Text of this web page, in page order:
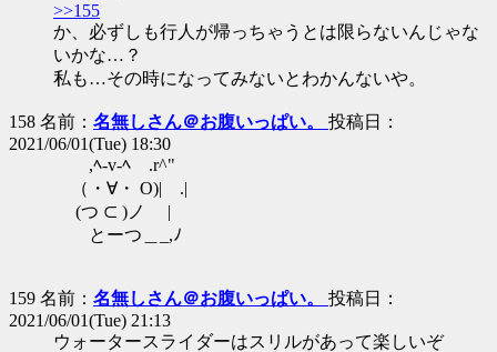
>>155
か、必ずしも行人が帰っちゃうとは限らないんじゃな
いかな…？
私も…その時になってみないとわかんないや。
158 名前： 名無しさん＠お腹いっぱい。 投稿日：
2021/06/01(Tue) 18:30
,ﾍ-v-ﾍ .r^"ゝ
（・∀・ O)| .|
(つ ⊂ )ノ |
とーつ＿_,ﾉ
159 名前： 名無しさん＠お腹いっぱい。 投稿日：
2021/06/01(Tue) 21:13
ウォータースライダーはスリルがあって楽しいぞ